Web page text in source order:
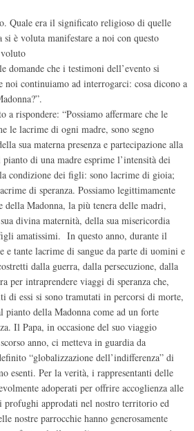
Quale era il significato religioso di quelle
si è voluta manifestare a noi con questo
voluto
domande che i testimoni dell’evento si
continuiamo ad interrogarci: cosa dicono a
a rispondere: “Possiamo affermare che le
le lacrime di ogni madre, sono segno
sua materna presenza e partecipazione alla
di una madre esprime l’intensità dei
condizione dei figli: sono lacrime di gioia;
di speranza. Possiamo legittimamente
della Madonna, la più tenera delle madri,
divina maternità, della sua misericordia
amatissimi. In questo anno, durante il
e tante lacrime di sangue da parte di uomini e
dalla guerra, dalla persecuzione, dalla
per intraprendere viaggi di speranza che,
di essi si sono tramutati in percorsi di morte,
pianto della Madonna come ad un forte
Il Papa, in occasione del suo viaggio
anno, ci metteva in guardia da
“globalizzazione dell’indifferenza” di
esenti. Per la verità, i rappresentanti delle
adoperati per offrire accoglienza alle
profughi approdati nel nostro territorio ed
nostre parrocchie hanno generosamente